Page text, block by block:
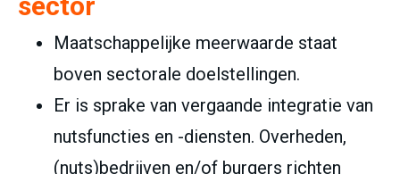
Maatschappelijke meerwaarde staat
boven sectorale doelstellingen.
Er is sprake van vergaande integratie van
nutsfuncties en -diensten. Overheden,
(nuts)bedrijven en/of burgers richten